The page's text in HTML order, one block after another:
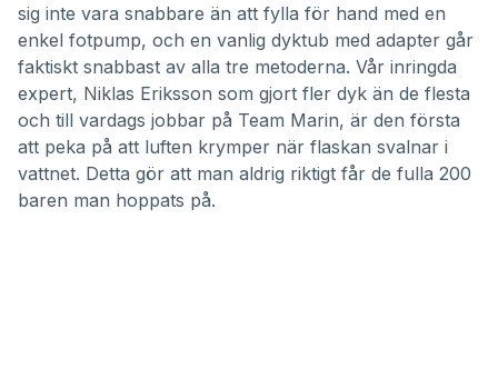
sig inte vara snabbare än att fylla för hand med en
enkel fotpump, och en vanlig dyktub med adapter går
faktiskt snabbast av alla tre metoderna. Vår inringda
expert, Niklas Eriksson som gjort fler dyk än de flesta
och till vardags jobbar på Team Marin, är den första
att peka på att luften krymper när flaskan svalnar i
vattnet. Detta gör att man aldrig riktigt får de fulla 200
baren man hoppats på.